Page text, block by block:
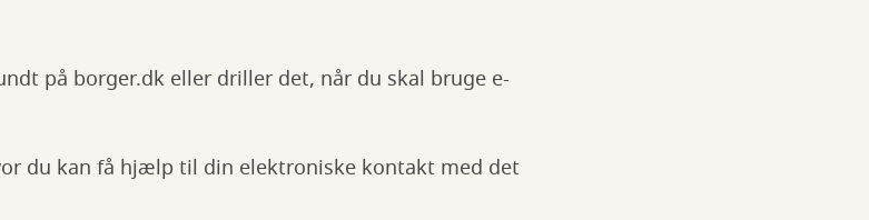
på borger.dk eller driller det, når du skal bruge e-
du kan få hjælp til din elektroniske kontakt med det